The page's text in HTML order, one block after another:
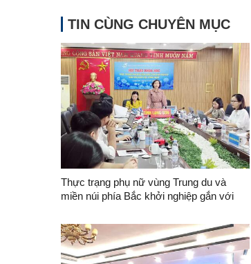
TIN CÙNG CHUYÊN MỤC
Thực trạng phụ nữ vùng Trung du và
miền núi phía Bắc khởi nghiệp gắn với